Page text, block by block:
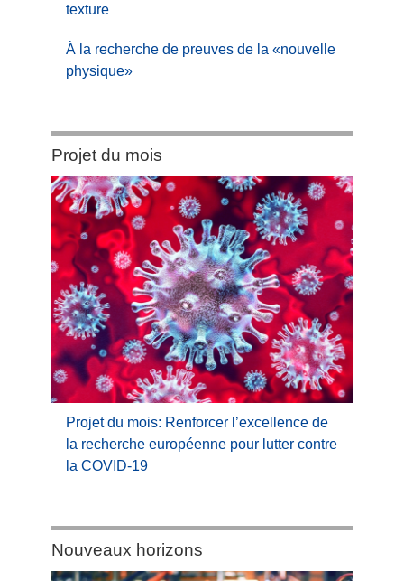
texture
À la recherche de preuves de la «nouvelle
physique»
Category:
Projet
du
mois
Projet du mois
Projet du mois: Renforcer l’excellence de
la recherche européenne pour lutter contre
la COVID-19
Category:
Nouveaux
Nouveaux horizons